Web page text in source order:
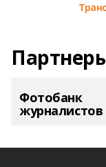
Фотобанк
журналистов